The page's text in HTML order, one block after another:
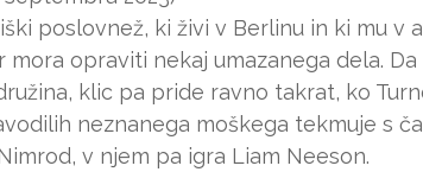
poslovnež, ki živi v Berlinu in ki mu v
mora opraviti nekaj umazanega dela.
klic pa pride ravno takrat, ko
neznanega moškega tekmuje s
v njem pa igra Liam Neeson.